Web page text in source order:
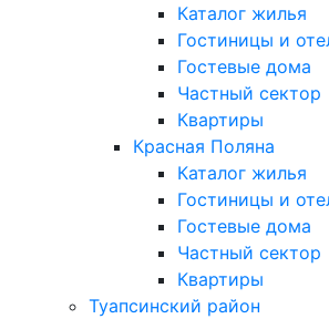
Каталог жилья
Гостиницы и
Гостевые дома
Частный сектор
Квартиры
Красная Поляна
Каталог жилья
Гостиницы и
Гостевые дома
Частный сектор
Квартиры
Туапсинский район